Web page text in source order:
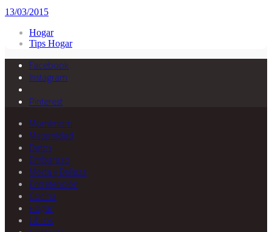
13/03/2015
Hogar
Tips Hogar
Facebook
Instagram
Pinterest
Momimom
Maternidad
Datos
Embarazo
Moda y Belleza
Entretención
Cocina
Hogar
Libros